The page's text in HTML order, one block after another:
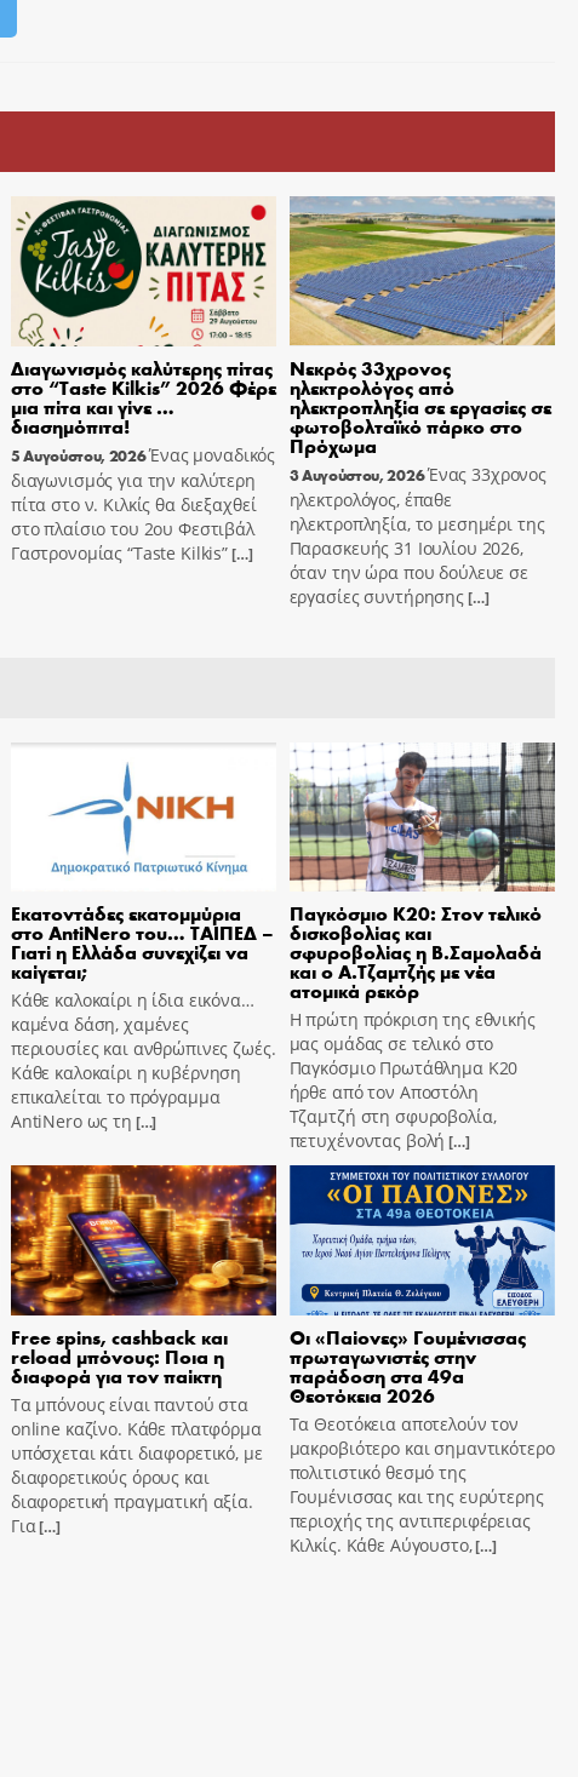
Διαγωνισμός καλύτερης πίτας
στο “Taste Kilkis” 2026 Φέρε
μια πίτα και γίνε …
διασημόπιτα!
5 Αυγούστου, 2026Ένας μοναδικός
διαγωνισμός για την καλύτερη
πίτα στο ν. Κιλκίς θα διεξαχθεί
στο πλαίσιο του 2ου Φεστιβάλ
Γαστρονομίας “Taste Kilkis”[…]
Νεκρός 33χρονος
ηλεκτρολόγος από
ηλεκτροπληξία σε εργασίες σε
φωτοβολταϊκό πάρκο στο
Πρόχωμα
3 Αυγούστου, 2026Ένας 33χρονος
ηλεκτρολόγος, έπαθε
ηλεκτροπληξία, το μεσημέρι της
Παρασκευής 31 Ιουλίου 2026,
όταν την ώρα που δούλευε σε
εργασίες συντήρησης[…]
Εκατοντάδες εκατομμύρια
στο AntiNero του… ΤΑΙΠΕΔ –
Γιατί η Ελλάδα συνεχίζει να
καίγεται;
Κάθε καλοκαίρι η ίδια εικόνα…
καμένα δάση, χαμένες
περιουσίες και ανθρώπινες ζωές.
Κάθε καλοκαίρι η κυβέρνηση
επικαλείται το πρόγραμμα
AntiNero ως τη […]
Παγκόσμιο Κ20: Στον τελικό
δισκοβολίας και
σφυροβολίας η Β.Σαμολαδά
και ο Α.Τζαμτζής με νέα
ατομικά ρεκόρ
Η πρώτη πρόκριση της εθνικής
μας ομάδας σε τελικό στο
Παγκόσμιο Πρωτάθλημα Κ20
ήρθε από τον Αποστόλη
Τζαμτζή στη σφυροβολία,
πετυχένοντας βολή […]
Free spins, cashback και
reload μπόνους: Ποια η
διαφορά για τον παίκτη
Τα μπόνους είναι παντού στα
online καζίνο. Κάθε πλατφόρμα
υπόσχεται κάτι διαφορετικό, με
διαφορετικούς όρους και
διαφορετική πραγματική αξία.
Για[…]
Οι «Παίονες» Γουμένισσας
πρωταγωνιστές στην
παράδοση στα 49α
Θεοτόκεια 2026
Τα Θεοτόκεια αποτελούν τον
μακροβιότερο και σημαντικότερο
πολιτιστικό θεσμό της
Γουμένισσας και της ευρύτερης
περιοχής της αντιπεριφέρειας
Κιλκίς. Κάθε Αύγουστο,[…]